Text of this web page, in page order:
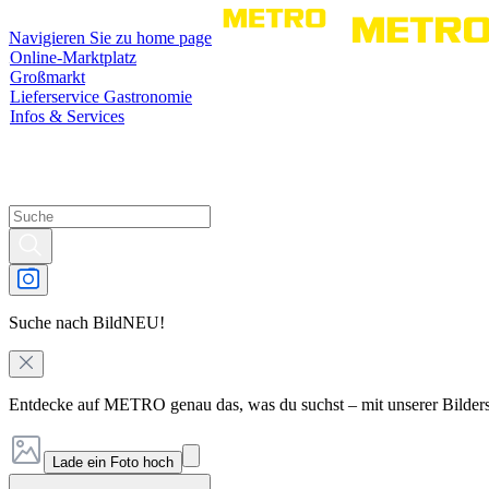
Navigieren Sie zu home page
Online-Marktplatz
Großmarkt
Lieferservice Gastronomie
Infos & Services
Suche nach BildNEU!
Entdecke auf METRO genau das, was du suchst – mit unserer
Lade ein Foto hoch